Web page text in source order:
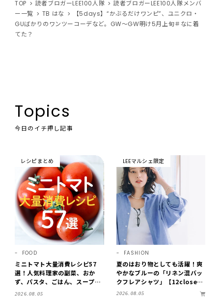
TOP 読者ブロガーLEE100人隊
読者ブロガーLEE100人隊メンバ
ー一覧
TB はな
【5days】“かぶるだけワンピ”、ユニクロ・
GUばかりのワンツーコーデなど。GW～GW明け5月上旬＃なに着
てた？
Topics
今日のイチ押し記事
レシピまとめ
FOOD
ミニトマト大量消費レシピ57
選！人気料理家の副菜、おか
ず、パスタ、ごはん、スープま
で【保存版】
2026.08.05
LEEマルシェ限定
FASHION
夏のはおり物としても活躍！爽
やかなブルーの「リネン混バッ
クフレアシャツ」【12close
t】
2026.08.05